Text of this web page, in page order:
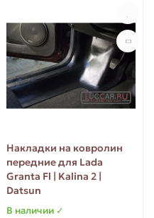
Накладки на ковролин
передние для Lada
Granta Fl | Kalina 2 |
Datsun
В наличии ✓